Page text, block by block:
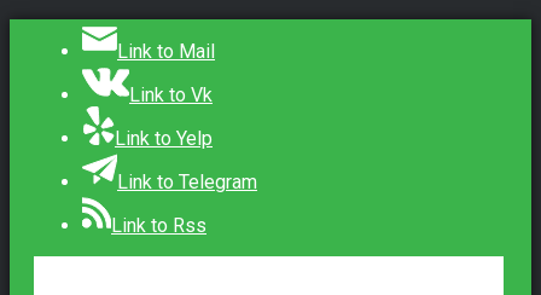
Link to Mail
Link to Vk
Link to Yelp
Link to Telegram
Link to Rss